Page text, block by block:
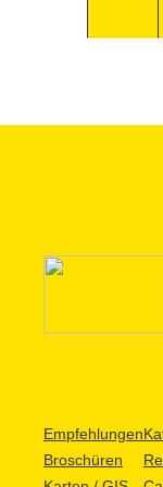
Empfehlungen
Broschüren